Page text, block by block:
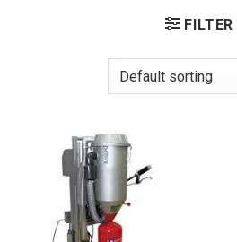
FILTER